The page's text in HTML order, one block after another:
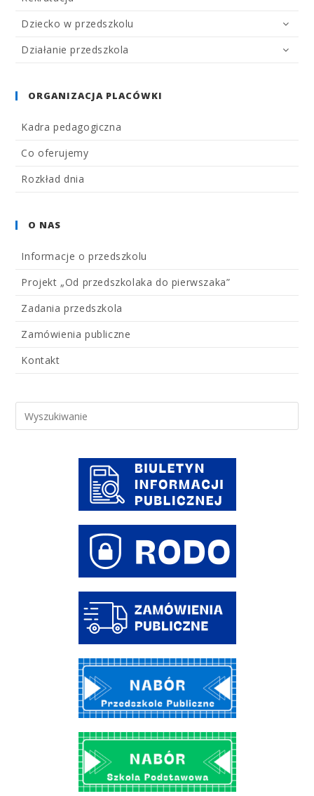
Dziecko w przedszkolu
Działanie przedszkola
ORGANIZACJA PLACÓWKI
Kadra pedagogiczna
Co oferujemy
Rozkład dnia
O NAS
Informacje o przedszkolu
Projekt „Od przedszkolaka do pierwszaka”
Zadania przedszkola
Zamówienia publiczne
Kontakt